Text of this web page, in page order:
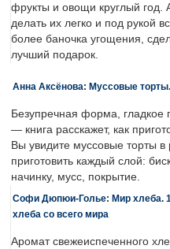
фрукты и овощи круглый год.
делать их легко и под рукой
более баночка угощения,
лучший подарок.
Анна Аксёнова: Муссовые торты.
Безупречная форма, гладкое
— книга расскажет, как
Вы увидите муссовые торты в
приготовить каждый слой:
начинку, мусс, покрытие.
Софи Дюпюи-Голье: Мир хлеба.
хлеба со всего мира
Аромат свежеиспеченного